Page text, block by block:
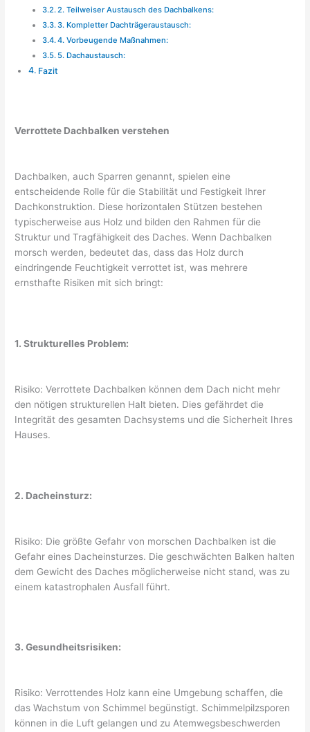
2. Teilweiser Austausch des Dachbalkens:
3. Kompletter Dachträgeraustausch:
4. Vorbeugende Maßnahmen:
5. Dachaustausch:
Fazit
Verrottete Dachbalken verstehen
Dachbalken, auch Sparren genannt, spielen eine
entscheidende Rolle für die Stabilität und Festigkeit Ihrer
Dachkonstruktion. Diese horizontalen Stützen bestehen
typischerweise aus Holz und bilden den Rahmen für die
Struktur und Tragfähigkeit des Daches. Wenn Dachbalken
morsch werden, bedeutet das, dass das Holz durch
eindringende Feuchtigkeit verrottet ist, was mehrere
ernsthafte Risiken mit sich bringt:
1. Strukturelles Problem:
Risiko: Verrottete Dachbalken können dem Dach nicht mehr
den nötigen strukturellen Halt bieten. Dies gefährdet die
Integrität des gesamten Dachsystems und die Sicherheit Ihres
Hauses.
2. Dacheinsturz:
Risiko: Die größte Gefahr von morschen Dachbalken ist die
Gefahr eines Dacheinsturzes. Die geschwächten Balken halten
dem Gewicht des Daches möglicherweise nicht stand, was zu
einem katastrophalen Ausfall führt.
3. Gesundheitsrisiken:
Risiko: Verrottendes Holz kann eine Umgebung schaffen, die
das Wachstum von Schimmel begünstigt. Schimmelpilzsporen
können in die Luft gelangen und zu Atemwegsbeschwerden